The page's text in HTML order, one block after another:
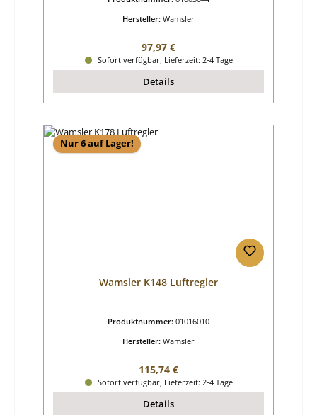
Hersteller: Wamsler
Regulärer Preis:
97,97 €
Sofort verfügbar, Lieferzeit: 2-4 Tage
Details
Nur 6 auf Lager!
Wamsler K148 Luftregler
Produktnummer: 01016010
Hersteller: Wamsler
Regulärer Preis:
115,74 €
Sofort verfügbar, Lieferzeit: 2-4 Tage
Details